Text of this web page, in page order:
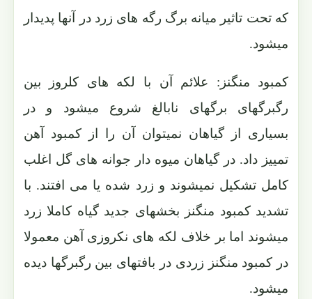
که تحت تاثیر میانه برگ رگه های زرد در آنها پدیدار
میشود.
کمبود منگنز: علائم آن با لکه های کلروز بین
رگبرگهای برگهای نابالغ شروع میشود و در
بسیاری از گیاهان نمیتوان آن را از کمبود آهن
تمییز داد. در گیاهان میوه دار جوانه های گل اغلب
کامل تشکیل نمیشوند و زرد شده یا می افتند. با
تشدید کمبود منگنز بخشهای جدید گیاه کاملا زرد
میشوند اما بر خلاف لکه های نکروزی آهن معمولا
در کمبود منگنز زردی در بافتهای بین رگبرگها دیده
میشود.